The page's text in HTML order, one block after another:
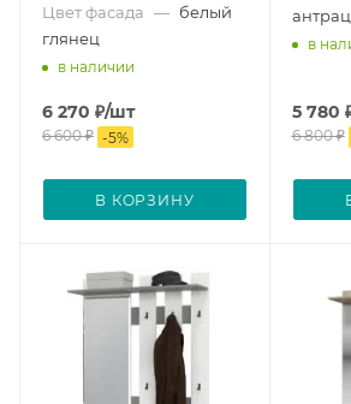
Цвет фасада — белый
глянец
в наличии
6 270 ₽/шт
6 600₽ -5%
В КОРЗИНУ
в
5 780
6 800₽